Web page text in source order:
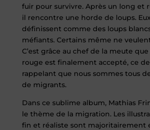
fuir pour survivre. Après un long et
il rencontre une horde de loups.
définissent comme des loups
méfiants. Certains même ne
C’est grâce au chef de la meute
rouge est finalement accepté, ce
rappelant que nous sommes tous
de migrants.
Dans ce sublime album, Mathias
le thème de la migration. Les
fin et réaliste sont majoritairement